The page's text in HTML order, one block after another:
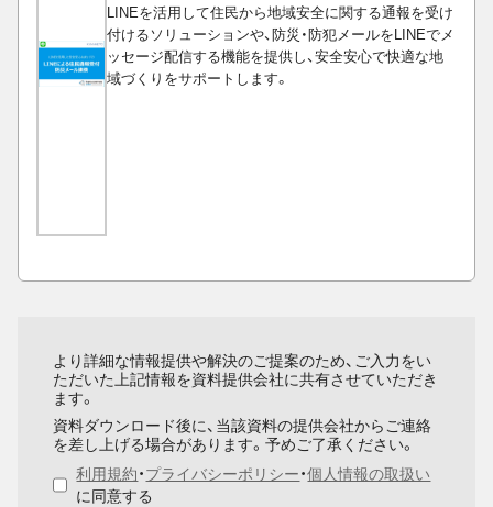
LINEを活用して住民から地域安全に関する通報を受け
付けるソリューションや、防災・防犯メールをLINEでメ
ッセージ配信する機能を提供し、安全安心で快適な地
域づくりをサポートします。
より詳細な情報提供や解決のご提案のため、ご入力をい
ただいた上記情報を資料提供会社に共有させていただき
ます。
資料ダウンロード後に、当該資料の提供会社からご連絡
を差し上げる場合があります。予めご了承ください。
利用規約・プライバシーポリシー・個人情報の取扱い
に同意する